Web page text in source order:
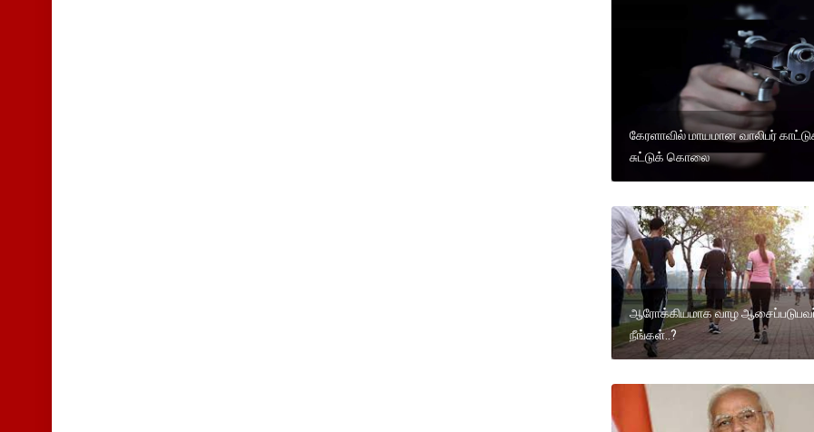
கேரளாவில் மாயமான வாலிபர்
சுட்டுக் கொலை
ஆரோக்கியமாக வாழ
நீங்கள்..?